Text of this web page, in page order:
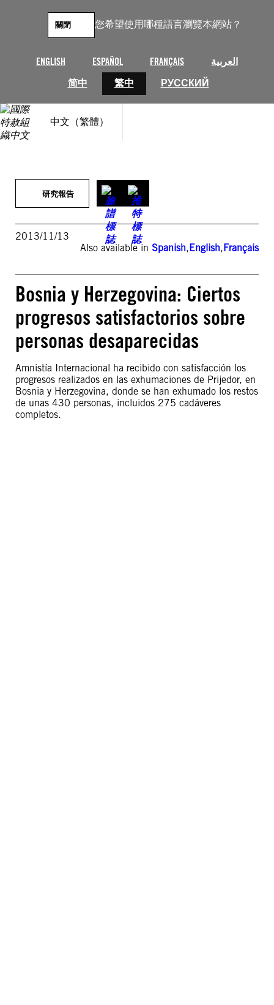
您希望使用哪種語言瀏覽本網站？
ENGLISH ESPAÑOL FRANÇAIS
العربية
简中
繁中 РУССКИЙ
關閉
中文（繁體）
研究報告
2013/11/13
Also available in Spanish,English,Français
Bosnia y Herzegovina: Ciertos
progresos satisfactorios sobre
personas desaparecidas
Amnistía Internacional ha recibido con satisfacción los
progresos realizados en las exhumaciones de Prijedor, en
Bosnia y Herzegovina, donde se han exhumado los restos
de unas 430 personas, incluidos 275 cadáveres
completos.